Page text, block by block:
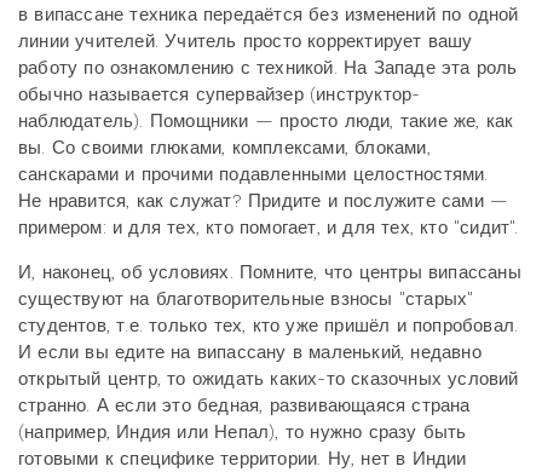
в випассане техника передаётся без изменений по одной
линии учителей. Учитель просто корректирует вашу
работу по ознакомлению с техникой. На Западе эта роль
обычно называется супервайзер (инструктор-
наблюдатель). Помощники — просто люди, такие же, как
вы. Со своими глюками, комплексами, блоками,
санскарами и прочими подавленными целостностями.
Не нравится, как служат? Придите и послужите сами —
примером: и для тех, кто помогает, и для тех, кто "сидит".
И, наконец, об условиях. Помните, что центры випассаны
существуют на благотворительные взносы "старых"
студентов, т.е. только тех, кто уже пришёл и попробовал.
И если вы едите на випассану в маленький, недавно
открытый центр, то ожидать каких-то сказочных условий
странно. А если это бедная, развивающаяся страна
(например, Индия или Непал), то нужно сразу быть
готовыми к специфике территории. Ну, нет в Индии